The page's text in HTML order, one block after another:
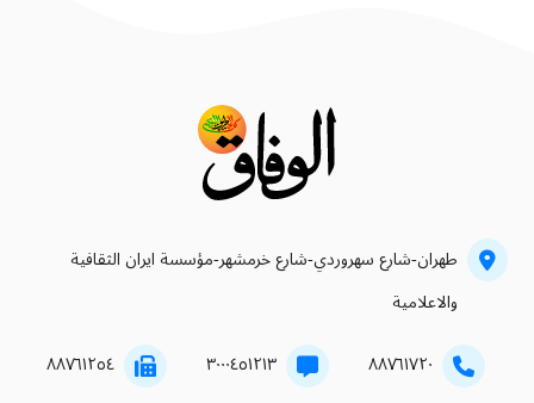
طهران-شارع سهروردي-شارع خرمشهر-مؤسسة ايران الثقافية
والاعلامية
۸۸۷٦۱۷۲۰ ۳۰۰۰٤٥۱۲۱۳ ۸۸۷٦۱۲٥٤